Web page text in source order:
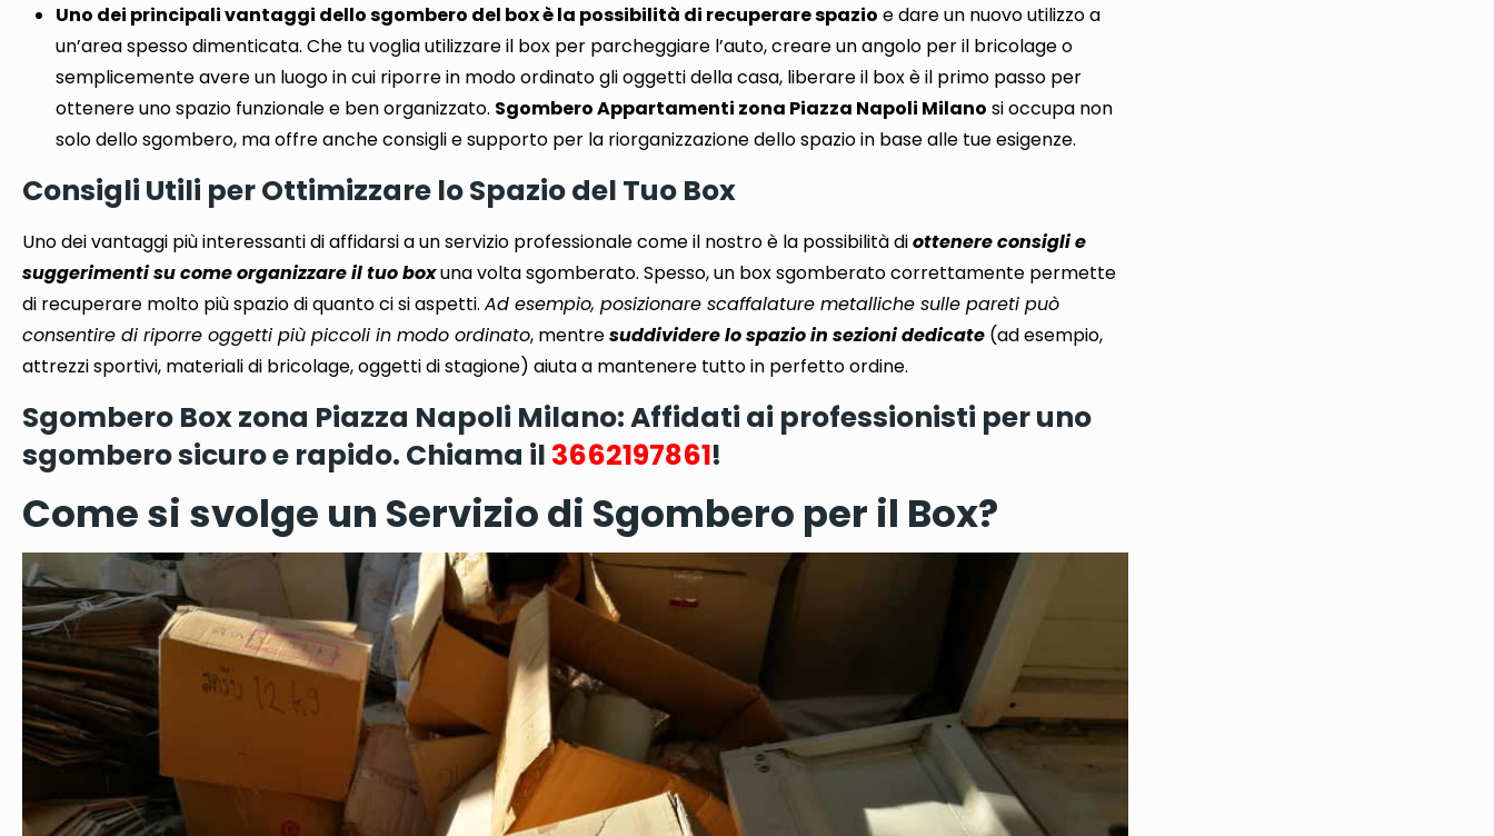
Uno dei principali vantaggi dello sgombero del box è la possibilità di recuperare spazio e dare un nuovo utilizzo a
un’area spesso dimenticata. Che tu voglia utilizzare il box per parcheggiare l’auto, creare un angolo per il bricolage o
semplicemente avere un luogo in cui riporre in modo ordinato gli oggetti della casa, liberare il box è il primo passo per
ottenere uno spazio funzionale e ben organizzato. Sgombero Appartamenti zona Piazza Napoli Milano si occupa non
solo dello sgombero, ma offre anche consigli e supporto per la riorganizzazione dello spazio in base alle tue esigenze.
Consigli Utili per Ottimizzare lo Spazio del Tuo Box
Uno dei vantaggi più interessanti di affidarsi a un servizio professionale come il nostro è la possibilità diottenere consigli e
suggerimenti su come organizzare il tuo boxuna volta sgomberato. Spesso, un box sgomberato correttamente permette
di recuperare molto più spazio di quanto ci si aspetti.Ad esempio, posizionare scaffalature metalliche sulle pareti può
consentire di riporre oggetti più piccoli in modo ordinato, mentresuddividere lo spazio in sezioni dedicate (ad esempio,
attrezzi sportivi, materiali di bricolage, oggetti di stagione) aiuta a mantenere tutto in perfetto ordine.
Sgombero Box zona Piazza Napoli Milano: Affidati ai professionisti per uno
sgombero sicuro e rapido. Chiama il 3662197861!
Come si svolge un Servizio di Sgombero per il Box?